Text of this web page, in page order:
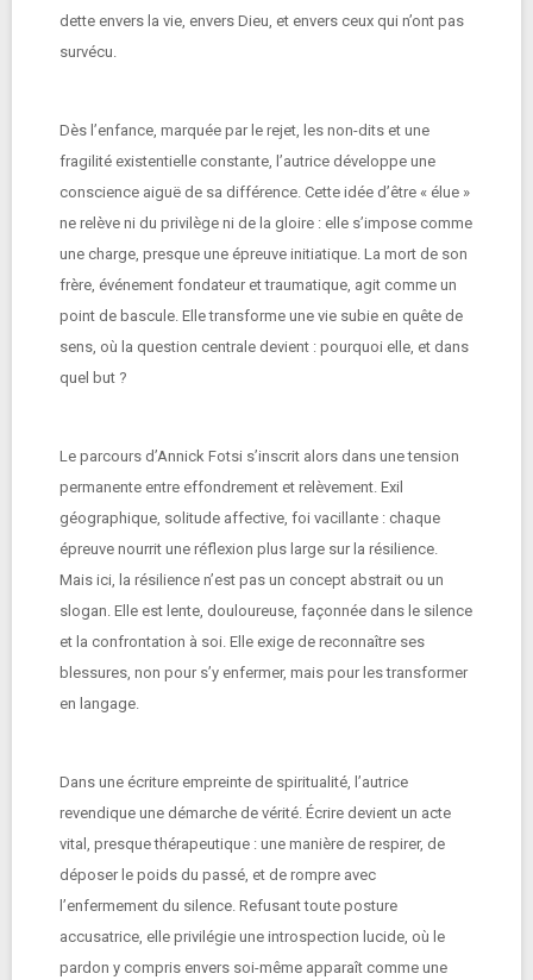
dette envers la vie, envers Dieu, et envers ceux qui n’ont pas
survécu.
Dès l’enfance, marquée par le rejet, les non-dits et une
fragilité existentielle constante, l’autrice développe une
conscience aiguë de sa différence. Cette idée d’être « élue »
ne relève ni du privilège ni de la gloire : elle s’impose comme
une charge, presque une épreuve initiatique. La mort de son
frère, événement fondateur et traumatique, agit comme un
point de bascule. Elle transforme une vie subie en quête de
sens, où la question centrale devient : pourquoi elle, et dans
quel but ?
Le parcours d’Annick Fotsi s’inscrit alors dans une tension
permanente entre effondrement et relèvement. Exil
géographique, solitude affective, foi vacillante : chaque
épreuve nourrit une réflexion plus large sur la résilience.
Mais ici, la résilience n’est pas un concept abstrait ou un
slogan. Elle est lente, douloureuse, façonnée dans le silence
et la confrontation à soi. Elle exige de reconnaître ses
blessures, non pour s’y enfermer, mais pour les transformer
en langage.
Dans une écriture empreinte de spiritualité, l’autrice
revendique une démarche de vérité. Écrire devient un acte
vital, presque thérapeutique : une manière de respirer, de
déposer le poids du passé, et de rompre avec
l’enfermement du silence. Refusant toute posture
accusatrice, elle privilégie une introspection lucide, où le
pardon y compris envers soi-même apparaît comme une